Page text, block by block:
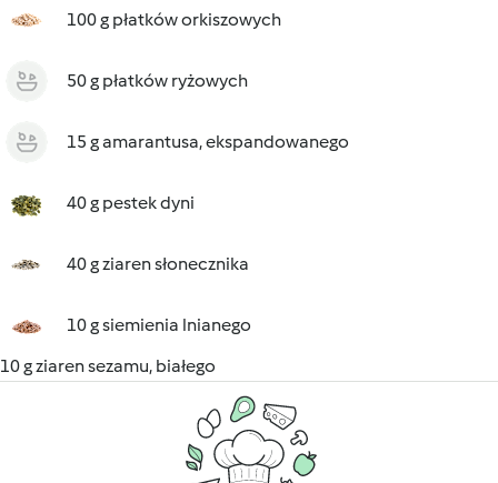
100 g płatków orkiszowych
50 g płatków ryżowych
15 g amarantusa, ekspandowanego
40 g pestek dyni
40 g ziaren słonecznika
10 g siemienia lnianego
10 g ziaren sezamu, białego